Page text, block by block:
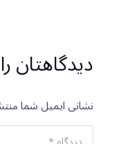
دیدگاهتان
نشانی ایمیل شما